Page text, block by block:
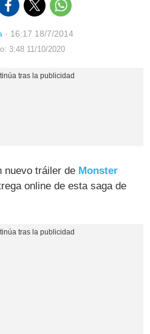
· 16:17 18/7/2014
3:48 11/10/2020
nuevo tráiler de Monster
online de esta saga de